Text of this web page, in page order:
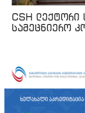
CSH ლექტორი
სამეცნიერო